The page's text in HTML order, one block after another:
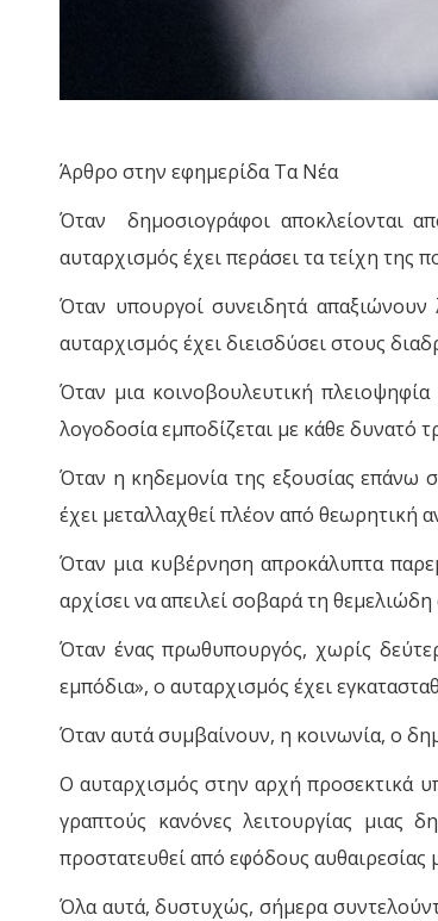
Άρθρο στην εφημερίδα Τα Νέα
Όταν δημοσιογράφοι αποκλείονται
αυταρχισμός έχει περάσει τα τείχη της
Όταν υπουργοί συνειδητά απαξιώνουν
αυταρχισμός έχει διεισδύσει στους
Όταν μια κοινοβουλευτική
λογοδοσία εμποδίζεται με κάθε δυνατό
Όταν η κηδεμονία της εξουσίας επάνω
έχει μεταλλαχθεί πλέον από θεωρητική
Όταν μια κυβέρνηση απροκάλυπτα
αρχίσει να απειλεί σοβαρά τη
Όταν ένας πρωθυπουργός, χωρίς
εμπόδια», ο αυταρχισμός έχει
Όταν αυτά συμβαίνουν, η κοινωνία, ο
Ο αυταρχισμός στην αρχή προσεκτικά
γραπτούς κανόνες λειτουργίας μιας
προστατευθεί από εφόδους αυθαιρεσίας
Όλα αυτά, δυστυχώς, σήμερα